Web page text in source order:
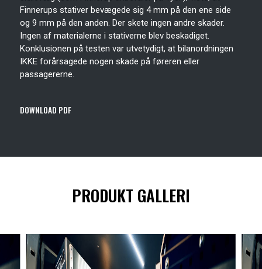
Finnerups stativer bevægede sig 4 mm på den ene side
og 9 mm på den anden. Der skete ingen andre skader.
Ingen af ​​materialerne i stativerne blev beskadiget.
Konklusionen på testen var utvetydigt, at bilanordningen
IKKE forårsagede nogen skade på føreren eller
passagererne.
DOWNLOAD PDF
PRODUKT GALLERI